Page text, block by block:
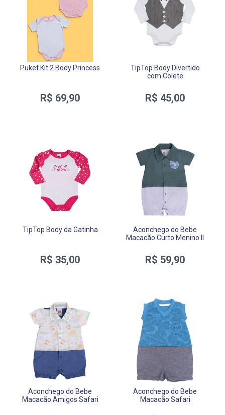
Puket Kit 2 Body Princess
R$ 69,90
TipTop Body Divertido
com Colete
R$ 45,00
TipTop Body da Gatinha
R$ 35,00
Aconchego do Bebe
Macacão Curto Menino II
R$ 59,90
Aconchego do Bebe
Macacão Amigos Safari
Aconchego do Bebe
Macacão Safari